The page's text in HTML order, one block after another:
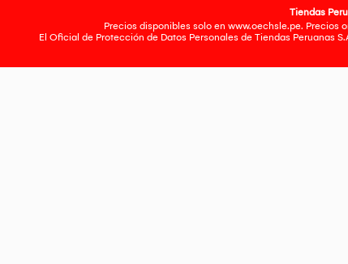
Tiendas
Precios disponibles solo en www.oechsle.pe.
El Oficial de Protección de Datos Personales de Tiendas Peruanas